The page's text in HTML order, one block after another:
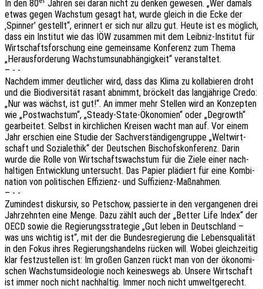
In den 80
Jahren sei daran nicht zu denken gewe­sen. „Wer damals
etwas gegen Wachs­tum gesagt hat, wurde gleich in die Ecke der
‚Spin­ner’ gestellt“, erin­nert er sich nur allzu gut. Heute ist es möglich,
dass ein Insti­tut wie das IÖW zusam­men mit dem Leib­niz-Insti­tut für
Wirt­schafts­for­schung eine gemein­sa­me Konfe­renz zum Thema
„Heraus­for­de­rung Wachs­tums­un­ab­hän­gig­keit“ veranstaltet.
– - -
Nach­dem immer deut­li­cher wird, dass das Klima zu kolla­bie­ren droht
und die Biodi­ver­si­tät rasant abnimmt, bröckelt das lang­jäh­ri­ge Credo:
„Nur was wächst, ist gut!“. An immer mehr Stel­len wird an Konzep­ten
wie „Post­wachs­tum“, „Steady-State-Ökono­mien“ oder „Degrowth“
gear­bei­tet. Selbst in kirch­li­chen Krei­sen wacht man auf. Vor einem
Jahr erschien eine Studie der Sach­ver­stän­di­gen­grup­pe „Welt­wirt­
schaft und Sozi­al­ethik“ der Deut­schen Bischofs­kon­fe­renz. Darin
wurde die Rolle von Wirt­schafts­wachs­tum für die Ziele einer nach­
hal­ti­gen Entwick­lung unter­sucht. Das Papier plädiert für eine Kombi­
na­ti­on von poli­ti­schen Effi­zi­enz- und Suffizienz-Maßnahmen.
– - -
Zumin­dest diskur­siv, so Petschow, passier­te in den vergan­ge­nen drei
Jahr­zehn­ten eine Menge. Dazu zählt auch der „Better Life Index“ der
OECD sowie die Regie­rungs­stra­te­gie „Gut leben in Deutsch­land –
was uns wich­tig ist“, mit der die Bundes­re­gie­rung die Lebens­qua­li­tät
in den Fokus ihres Regie­rungs­han­delns rücken will. Wobei gleich­zei­tig
klar fest­zu­stel­len ist: Im großen Ganzen rückt man von der ökono­mi­
schen Wachs­tums­ideo­lo­gie noch keines­wegs ab. Unsere Wirt­schaft
ist immer noch nicht nach­hal­tig. Immer noch nicht umwelt­ge­recht.